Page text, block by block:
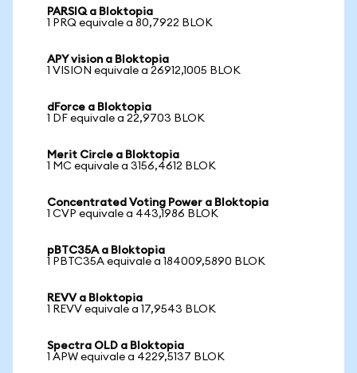
PARSIQ a Bloktopia
1 PRQ equivale a 80,7922 BLOK
APY vision a Bloktopia
1 VISION equivale a 26912,1005 BLOK
dForce a Bloktopia
1 DF equivale a 22,9703 BLOK
Merit Circle a Bloktopia
1 MC equivale a 3156,4612 BLOK
Concentrated Voting Power a Bloktopia
1 CVP equivale a 443,1986 BLOK
pBTC35A a Bloktopia
1 PBTC35A equivale a 184009,5890 BLOK
REVV a Bloktopia
1 REVV equivale a 17,9543 BLOK
Spectra OLD a Bloktopia
1 APW equivale a 4229,5137 BLOK